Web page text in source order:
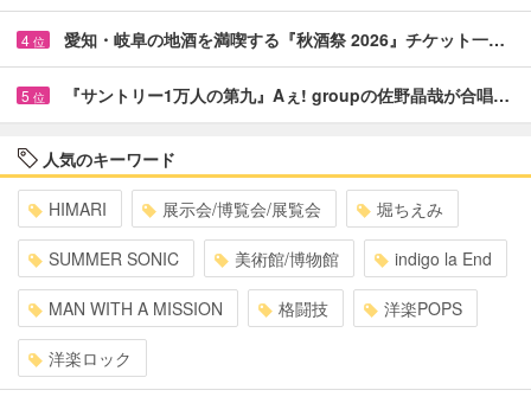
4 位 愛知・岐阜の地酒を満喫する『秋酒祭 2026』チケット一…
5 位 『サントリー1万人の第九』Aぇ! groupの佐野晶哉が合唱…
人気のキーワード
HIMARI 展示会/博覧会/展覧会 堀ちえみ
SUMMER SONIC 美術館/博物館 indigo la End
MAN WITH A MISSION 格闘技 洋楽POPS
洋楽ロック